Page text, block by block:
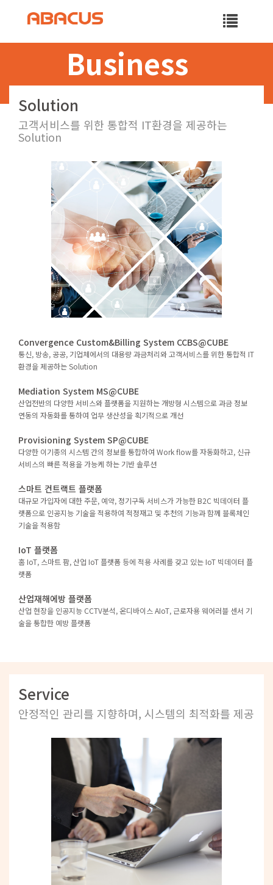
Toggle
Business
Solution
고객서비스를 위한 통합적 IT환경을 제공하는
Solution
Convergence Custom&Billing System CCBS@CUBE
통신, 방송, 공공, 기업체에서의 대용량 과금처리와 고객서비스를 위한 통합적 IT
환경을 제공하는 Solution
Mediation System MS@CUBE
산업전반의 다양한 서비스와 플랫폼을 지원하는 개방형 시스템으로 과금 정보
연동의 자동화를 통하여 업무 생산성을 획기적으로 개선
Provisioning System SP@CUBE
다양한 이기종의 시스템 간의 정보를 통합하여 Work flow를 자동화하고, 신규
서비스의 빠른 적용을 가능케 하는 기반 솔루션
스마트 컨트랙트 플랫폼
대규모 가입자에 대한 주문, 예약, 정기구독 서비스가 가능한 B2C 빅데이터 플
랫폼으로 인공지능 기술을 적용하여 적정재고 및 추천의 기능과 함께 블록체인
기술을 적용함
IoT 플랫폼
홈 IoT, 스마트 팜, 산업 IoT 플랫폼 등에 적용 사례를 갖고 있는 IoT 빅데이터 플
랫폼
산업재해에방 플랫폼
산업 현장을 인공지능 CCTV분석, 온디바이스 AIoT, 근로자용 웨어러블 센서 기
술을 통합한 예방 플랫폼
Service
안정적인 관리를 지향하며, 시스템의 최적화를 제공